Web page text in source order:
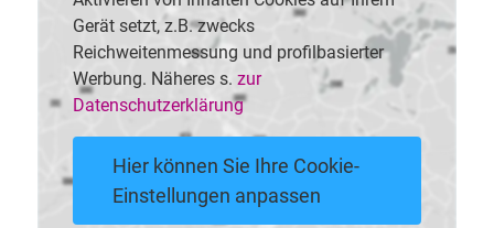
Gerät setzt, z.B. zwecks
Reichweitenmessung und profilbasierter
Werbung. Näheres s. zur
Datenschutzerklärung
Hier können Sie Ihre Cookie-
Einstellungen anpassen